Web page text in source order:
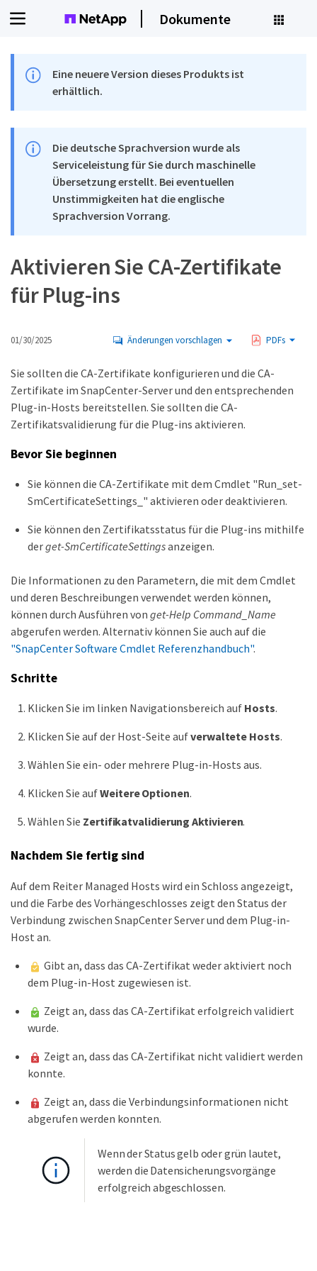
Dokumente
Eine neuere Version dieses Produkts ist
erhältlich.
Die deutsche Sprachversion wurde als
Serviceleistung für Sie durch maschinelle
Übersetzung erstellt. Bei eventuellen
Unstimmigkeiten hat die englische
Sprachversion Vorrang.
Aktivieren Sie CA-Zertifikate
für Plug-ins
01/30/2025 Änderungen vorschlagen PDFs
Sie sollten die CA-Zertifikate konfigurieren und die CA-
Zertifikate im SnapCenter-Server und den entsprechenden
Plug-in-Hosts bereitstellen. Sie sollten die CA-
Zertifikatsvalidierung für die Plug-ins aktivieren.
Bevor Sie beginnen
Sie können die CA-Zertifikate mit dem Cmdlet "Run_set-
SmCertificateSettings_" aktivieren oder deaktivieren.
Sie können den Zertifikatsstatus für die Plug-ins mithilfe
derget-SmCertificateSettingsanzeigen.
Die Informationen zu den Parametern, die mit dem Cmdlet
und deren Beschreibungen verwendet werden können,
können durch Ausführen von get-Help Command_Name
abgerufen werden. Alternativ können Sie auch auf die
"SnapCenter Software Cmdlet Referenzhandbuch".
Schritte
Klicken Sie im linken Navigationsbereich auf Hosts.
Klicken Sie auf der Host-Seite aufverwaltete Hosts.
Wählen Sie ein- oder mehrere Plug-in-Hosts aus.
Klicken Sie aufWeitere Optionen.
Wählen Sie Zertifikatvalidierung Aktivieren.
Nachdem Sie fertig sind
Auf dem Reiter Managed Hosts wird ein Schloss angezeigt,
und die Farbe des Vorhängeschlosses zeigt den Status der
Verbindung zwischen SnapCenter Server und dem Plug-in-
Host an.
Gibt an, dass das CA-Zertifikat weder aktiviert noch
dem Plug-in-Host zugewiesen ist.
Zeigt an, dass das CA-Zertifikat erfolgreich validiert
wurde.
Zeigt an, dass das CA-Zertifikat nicht validiert werden
konnte.
Zeigt an, dass die Verbindungsinformationen nicht
abgerufen werden konnten.
Wenn der Status gelb oder grün lautet,
werden die Datensicherungsvorgänge
erfolgreich abgeschlossen.